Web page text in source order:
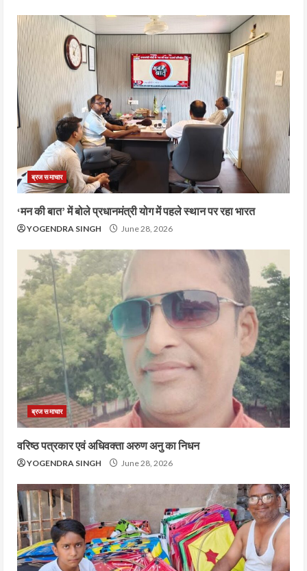
ब्रज समाचार
‘मन की बात’ में बोले प्रधानमंत्री योग में पहले स्थान पर रहा भारत
YOGENDRA SINGH June 28, 2026
ब्रज समाचार
वरिष्ठ पत्रकार एवं अधिवक्ता अरुण अनु का निधन
YOGENDRA SINGH June 28, 2026